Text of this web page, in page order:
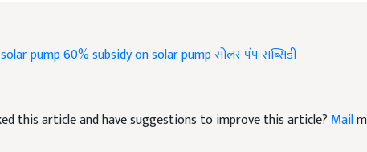
this article and have suggestions to improve this article?